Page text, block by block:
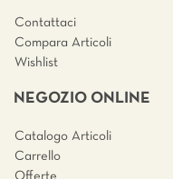
Contattaci
Compara Articoli
Wishlist
NEGOZIO ONLINE
Catalogo Articoli
Carrello
Offerte